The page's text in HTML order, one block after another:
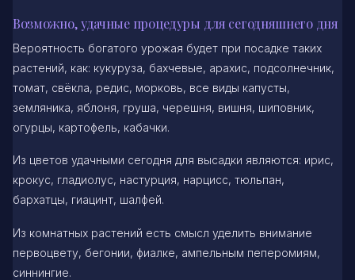
Возможно, удачные процедуры для сегодняшнего дня
Вероятность богатого урожая будет при посадке таких
растений, как: кукуруза, бахчевые, арахис, подсолнечник,
томат, свёкла, редис, морковь, все виды капусты,
земляника, яблоня, груша, черешня, вишня, шиповник,
огурцы, картофель, кабачки.
Из цветов удачными сегодня для высадки являются: ирис,
крокус, гладиолус, настурция, нарцисс, тюльпан,
бархатцы, гиацинт, шалфей.
Из комнатных растений есть смысл уделить внимание
первоцвету, бегонии, фиалке, ампельным пеперомиям,
синнингие.